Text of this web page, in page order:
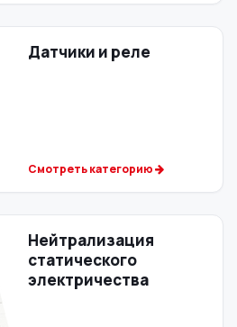
Датчики и реле
Смотреть категорию
Нейтрализация
статического
электричества